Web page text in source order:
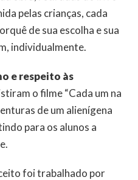
pelas crianças, cada
de sua escolha e sua
individualmente.
e respeito às
o filme “Cada um na
de um alienígena
para os alunos a
foi trabalhado por